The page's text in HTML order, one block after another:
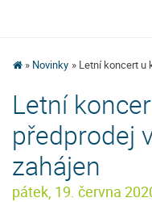
Novinky Letní koncert u
Letní
předprodej
zahájen
pátek, 19. června